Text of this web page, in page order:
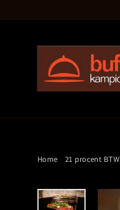
Home 21 procent BTW